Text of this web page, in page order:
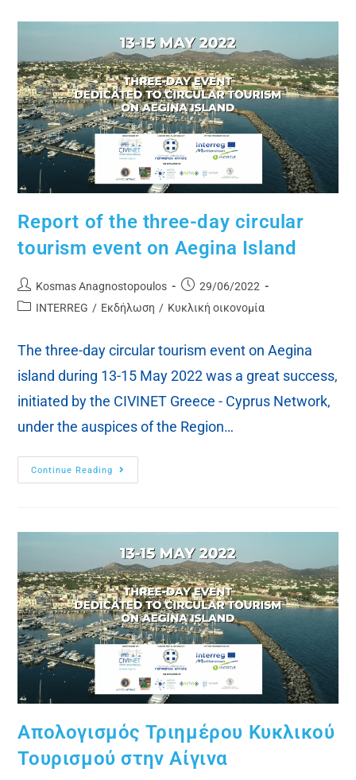
Report of the three-day circular
tourism event on Aegina Island
Kosmas Anagnostopoulos
29/06/2022
INTERREG / Εκδήλωση / Κυκλική οικονομία
The three-day circular tourism event on Aegina
island during 13-15 May 2022 was a great success,
initiated by the CIVINET Greece - Cyprus Network,
under the auspices of the Region…
Continue Reading
Απολογισμός Τριημέρου Κυκλικού
Τουρισμού στην Αίγινα